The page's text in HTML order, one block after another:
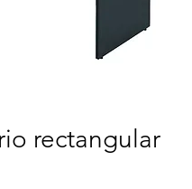
rectangular